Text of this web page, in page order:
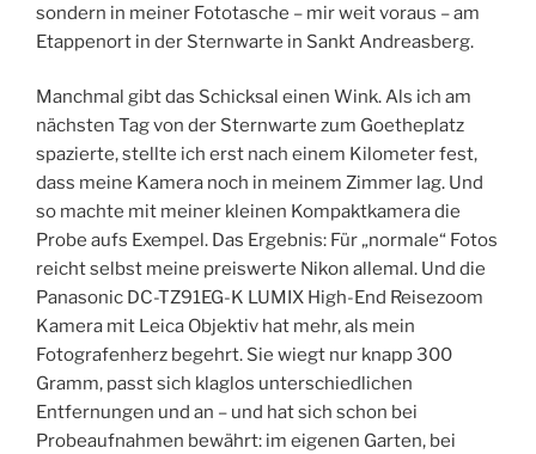
sondern in meiner Fototasche – mir weit voraus – am
Etappenort in der Sternwarte in Sankt Andreasberg.
Manchmal gibt das Schicksal einen Wink. Als ich am
nächsten Tag von der Sternwarte zum Goetheplatz
spazierte, stellte ich erst nach einem Kilometer fest,
dass meine Kamera noch in meinem Zimmer lag. Und
so machte mit meiner kleinen Kompaktkamera die
Probe aufs Exempel. Das Ergebnis: Für „normale“ Fotos
reicht selbst meine preiswerte Nikon allemal. Und die
Panasonic DC-TZ91EG-K LUMIX High-End Reisezoom
Kamera mit Leica Objektiv hat mehr, als mein
Fotografenherz begehrt. Sie wiegt nur knapp 300
Gramm, passt sich klaglos unterschiedlichen
Entfernungen und an – und hat sich schon bei
Probeaufnahmen bewährt: im eigenen Garten, bei